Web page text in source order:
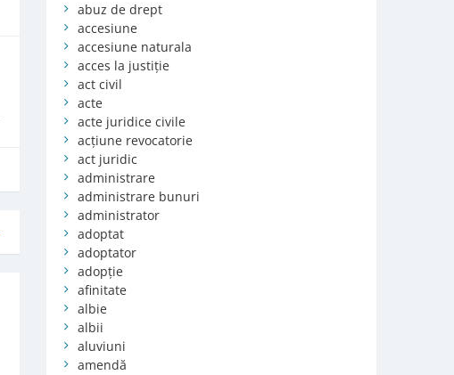
abuz de drept
accesiune
accesiune naturala
acces la justiție
act civil
acte
acte juridice civile
acțiune revocatorie
act juridic
administrare
administrare bunuri
administrator
adoptat
adoptator
adopție
afinitate
albie
albii
aluviuni
amendă